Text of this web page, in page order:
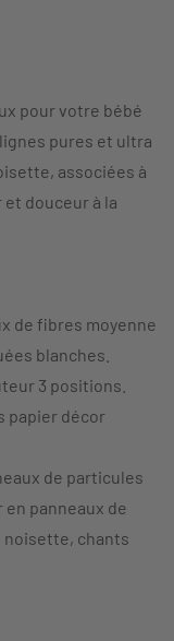
pour votre bébé
pures et ultra
associées à
douceur à la
de fibres moyenne
blanches.
3 positions.
papier décor
de particules
panneaux de
noisette, chants